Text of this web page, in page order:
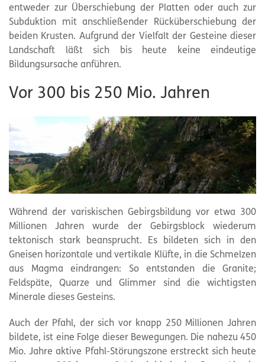
entweder zur Überschiebung der Platten oder auch zur
Subduktion mit anschließender Rücküberschiebung der
beiden Krusten. Aufgrund der Vielfalt der Gesteine dieser
Landschaft läßt sich bis heute keine eindeutige
Bildungsursache anführen.
Vor 300 bis 250 Mio. Jahren
Während der variskischen Gebirgsbildung vor etwa 300
Millionen Jahren wurde der Gebirgsblock wiederum
tektonisch stark beansprucht. Es bildeten sich in den
Gneisen horizontale und vertikale Klüfte, in die Schmelzen
aus Magma eindrangen: So entstanden die Granite;
Feldspäte, Quarze und Glimmer sind die wichtigsten
Minerale dieses Gesteins.
Auch der Pfahl, der sich vor knapp 250 Millionen Jahren
bildete, ist eine Folge dieser Bewegungen. Die nahezu 450
Mio. Jahre aktive Pfahl-Störungszone erstreckt sich heute